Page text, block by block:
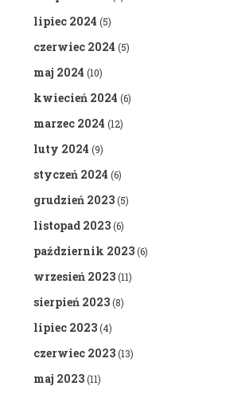
lipiec 2024 (5)
czerwiec 2024 (5)
maj 2024 (10)
kwiecień 2024 (6)
marzec 2024 (12)
luty 2024 (9)
styczeń 2024 (6)
grudzień 2023(5)
listopad 2023(6)
październik 2023(6)
wrzesień 2023(11)
sierpień 2023(8)
lipiec 2023(4)
czerwiec 2023(13)
maj 2023(11)